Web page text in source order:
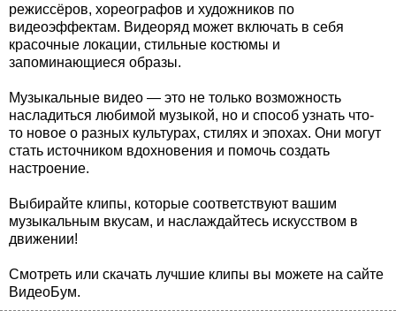
режиссёров, хореографов и художников по
видеоэффектам. Видеоряд может включать в себя
красочные локации, стильные костюмы и
запоминающиеся образы.
Музыкальные видео — это не только возможность
насладиться любимой музыкой, но и способ узнать что-
то новое о разных культурах, стилях и эпохах. Они могут
стать источником вдохновения и помочь создать
настроение.
Выбирайте клипы, которые соответствуют вашим
музыкальным вкусам, и наслаждайтесь искусством в
движении!
Смотреть или скачать лучшие клипы вы можете на сайте
ВидеоБум.